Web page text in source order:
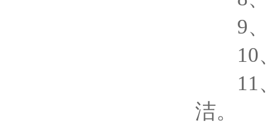
9、
10、
11、
洁。